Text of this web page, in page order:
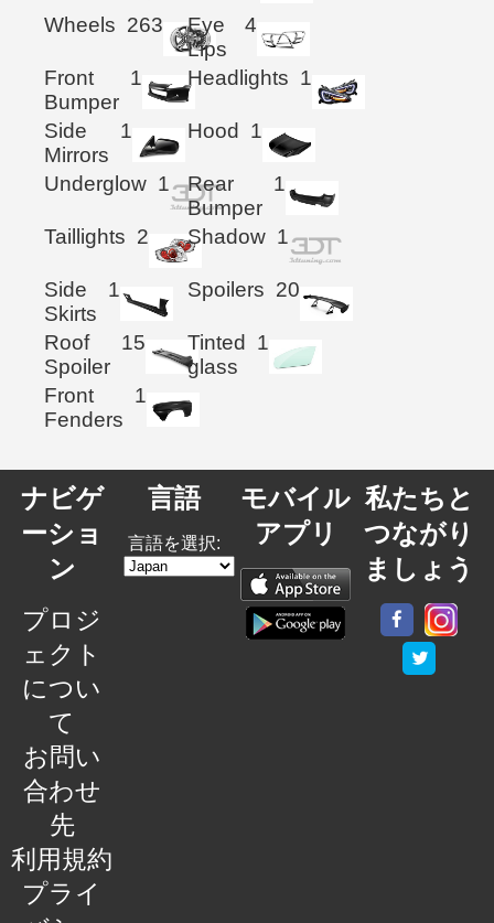
Wheels 263
Eye
Lips
4
Front
Bumper
1 Headlights 1
Side
Mirrors
1 Hood 1
Underglow 1
Rear
Bumper
1
Taillights 2 Shadow 1
Side
Skirts
1 Spoilers 20
Roof
Spoiler
15
Tinted
glass
1
Front
Fenders
1
ナビゲ
ーショ
ン
プロジ
ェクト
につい
て
お問い
合わせ
先
利用規約
プライ
言語
言語を選択:
モバイル
アプリ
私たちと
つながり
ましょう